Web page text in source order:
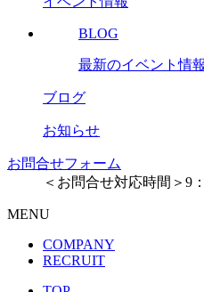
BLOG
最新のイベント情
ブログ
お知らせ
お問合せフォーム
＜お問合せ対応時間＞9
MENU
COMPANY
RECRUIT